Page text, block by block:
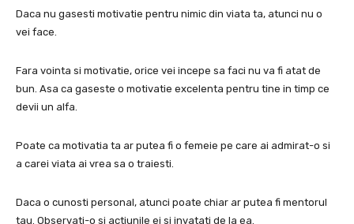
Daca nu gasesti motivatie pentru nimic din viata ta, atunci nu o
vei face.
Fara vointa si motivatie, orice vei incepe sa faci nu va fi atat de
bun. Asa ca gaseste o motivatie excelenta pentru tine in timp ce
devii un alfa.
Poate ca motivatia ta ar putea fi o femeie pe care ai admirat-o si
a carei viata ai vrea sa o traiesti.
Daca o cunosti personal, atunci poate chiar ar putea fi mentorul
tau. Observati-o si actiunile ei si invatati de la ea.